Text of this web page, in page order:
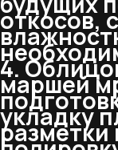
откосов,
4.
маршей
укладку
разметки